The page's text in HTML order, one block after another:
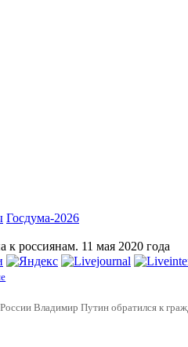
Госдума-2026
россиянам. 11 мая 2020 года
Владимир Путин обратился к